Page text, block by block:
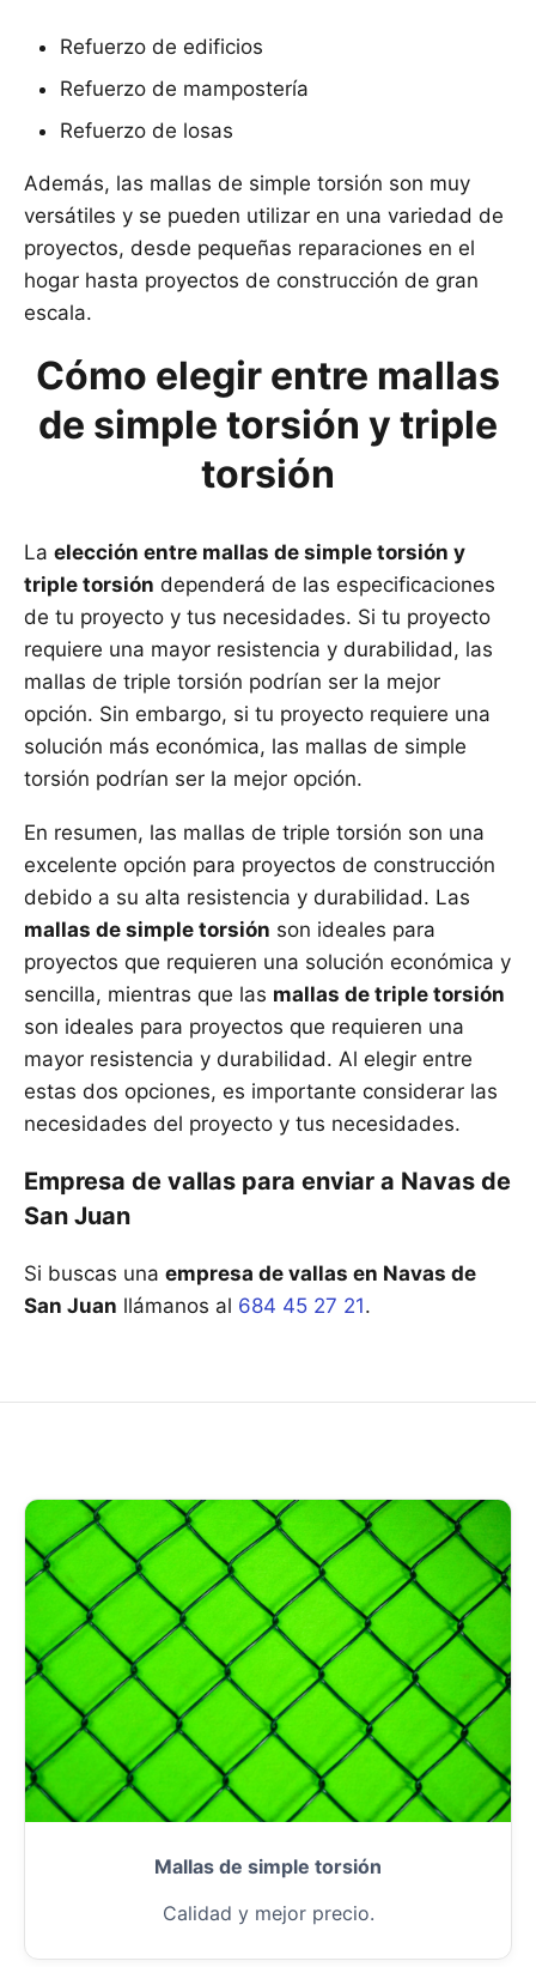
Refuerzo de edificios
Refuerzo de mampostería
Refuerzo de losas
Además, las mallas de simple torsión son muy
versátiles y se pueden utilizar en una variedad de
proyectos, desde pequeñas reparaciones en el
hogar hasta proyectos de construcción de gran
escala.
Cómo elegir entre mallas
de simple torsión y triple
torsión
La elección entre mallas de simple torsión y
triple torsión dependerá de las especificaciones
de tu proyecto y tus necesidades. Si tu proyecto
requiere una mayor resistencia y durabilidad, las
mallas de triple torsión podrían ser la mejor
opción. Sin embargo, si tu proyecto requiere una
solución más económica, las mallas de simple
torsión podrían ser la mejor opción.
En resumen, las mallas de triple torsión son una
excelente opción para proyectos de construcción
debido a su alta resistencia y durabilidad. Las
mallas de simple torsión son ideales para
proyectos que requieren una solución económica y
sencilla, mientras que las mallas de triple torsión
son ideales para proyectos que requieren una
mayor resistencia y durabilidad. Al elegir entre
estas dos opciones, es importante considerar las
necesidades del proyecto y tus necesidades.
Empresa de vallas para enviar a Navas de
San Juan
Si buscas una empresa de vallas en Navas de
San Juan llámanos al 684 45 27 21.
Mallas de simple torsión
Calidad y mejor precio.